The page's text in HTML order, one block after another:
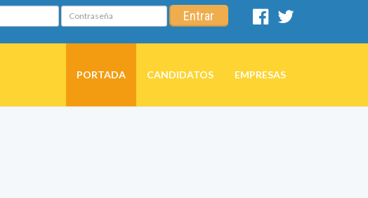
Contraseña Entrar
Facebook
PORTADA CANDIDATOS EMPRESAS